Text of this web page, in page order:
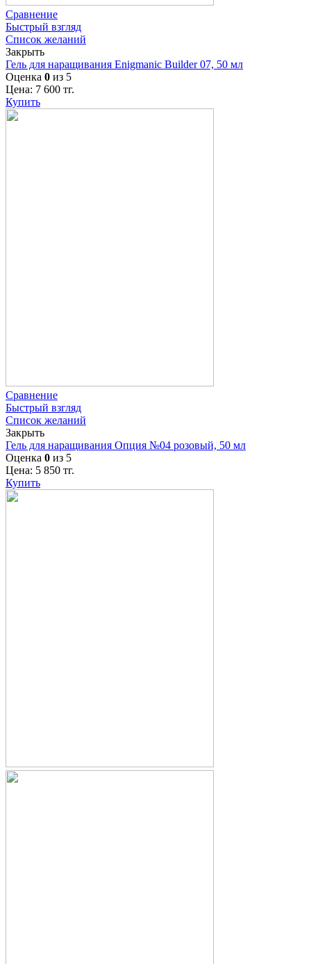
Сравнение
Быстрый взгляд
Список желаний
Закрыть
Гель для наращивания Enigmanic Builder 07, 50 мл
Оценка 0 из 5
Цена: 7 600 тг.
Купить
Сравнение
Быстрый взгляд
Список желаний
Закрыть
Гель для наращивания Опция №04 розовый, 50 мл
Оценка 0 из 5
Цена: 5 850 тг.
Купить